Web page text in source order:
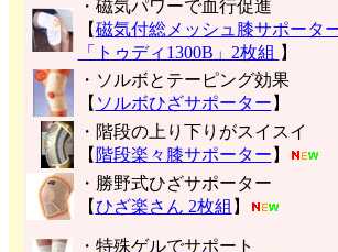
・磁気パワーで血行促進
【磁気付総メッシュ膝サポータ
「トゥディ1300B」2枚組 】
・ソルボとテーピング効果
【 ソルボひざサポーター 】
・階段の上り下りがスイスイ
【 階段楽々膝サポーター 】
・勝野式ひざサポーター
【ひざ楽さん 2枚組 】
・特殊ゲルでサポート